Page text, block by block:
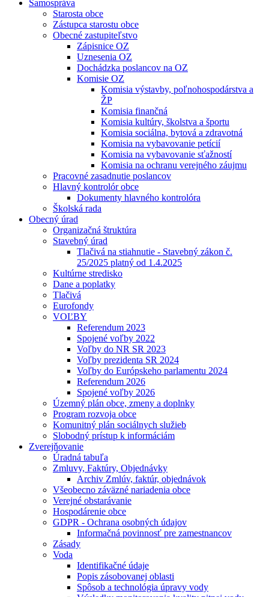
Samospráva
Starosta obce
Zástupca starostu obce
Obecné zastupiteľstvo
Zápisnice OZ
Uznesenia OZ
Dochádzka poslancov na OZ
Komisie OZ
Komisia výstavby, poľnohospodárstva a
ŽP
Komisia finančná
Komisia kultúry, školstva a športu
Komisia sociálna, bytová a zdravotná
Komisia na vybavovanie petícií
Komisia na vybavovanie sťažností
Komisia na ochranu verejného záujmu
Pracovné zasadnutie poslancov
Hlavný kontrolór obce
Dokumenty hlavného kontrolóra
Školská rada
Obecný úrad
Organizačná štruktúra
Stavebný úrad
Tlačivá na stiahnutie - Stavebný zákon č.
25/2025 platný od 1.4.2025
Kultúrne stredisko
Dane a poplatky
Tlačivá
Eurofondy
VOĽBY
Referendum 2023
Spojené voľby 2022
Voľby do NR SR 2023
Voľby prezidenta SR 2024
Voľby do Európskeho parlamentu 2024
Referendum 2026
Spojené voľby 2026
Územný plán obce, zmeny a doplnky
Program rozvoja obce
Komunitný plán sociálnych služieb
Slobodný prístup k informáciám
Zverejňovanie
Úradná tabuľa
Zmluvy, Faktúry, Objednávky
Archiv Zmlúv, faktúr, objednávok
Všeobecno záväzné nariadenia obce
Verejné obstarávanie
Hospodárenie obce
GDPR - Ochrana osobných údajov
Informačná povinnosť pre zamestnancov
Zásady
Voda
Identifikačné údaje
Popis zásobovanej oblasti
Spôsob a technológia úpravy vody